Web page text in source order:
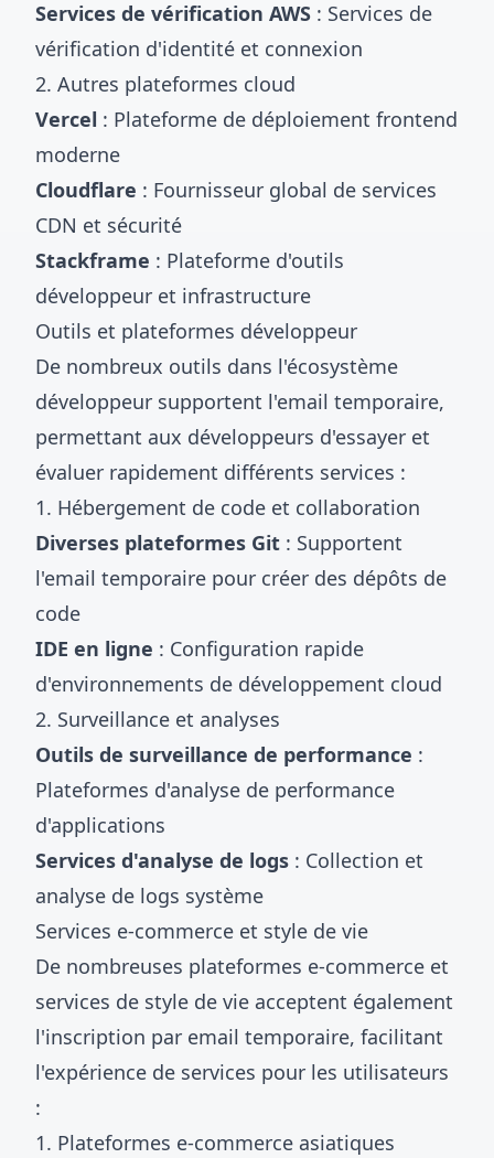
Services de vérification AWS : Services de
vérification d'identité et connexion
2. Autres plateformes cloud
Vercel : Plateforme de déploiement frontend
moderne
Cloudflare : Fournisseur global de services
CDN et sécurité
Stackframe : Plateforme d'outils
développeur et infrastructure
Outils et plateformes développeur
De nombreux outils dans l'écosystème
développeur supportent l'email temporaire,
permettant aux développeurs d'essayer et
évaluer rapidement différents services :
1. Hébergement de code et collaboration
Diverses plateformes Git : Supportent
l'email temporaire pour créer des dépôts de
code
IDE en ligne : Configuration rapide
d'environnements de développement cloud
2. Surveillance et analyses
Outils de surveillance de performance :
Plateformes d'analyse de performance
d'applications
Services d'analyse de logs : Collection et
analyse de logs système
Services e-commerce et style de vie
De nombreuses plateformes e-commerce et
services de style de vie acceptent également
l'inscription par email temporaire, facilitant
l'expérience de services pour les utilisateurs
:
1. Plateformes e-commerce asiatiques